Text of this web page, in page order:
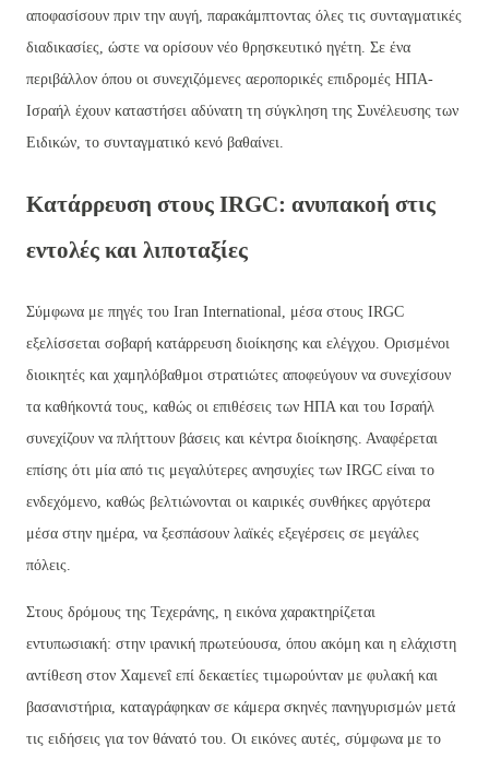
αποφασίσουν πριν την αυγή, παρακάμπτοντας όλες τις συνταγματικές
διαδικασίες, ώστε να ορίσουν νέο θρησκευτικό ηγέτη. Σε ένα
περιβάλλον όπου οι συνεχιζόμενες αεροπορικές επιδρομές ΗΠΑ-
Ισραήλ έχουν καταστήσει αδύνατη τη σύγκληση της Συνέλευσης των
Ειδικών, το συνταγματικό κενό βαθαίνει.
Κατάρρευση στους IRGC: ανυπακοή στις
εντολές και λιποταξίες
Σύμφωνα με πηγές του Iran International, μέσα στους IRGC
εξελίσσεται σοβαρή κατάρρευση διοίκησης και ελέγχου. Ορισμένοι
διοικητές και χαμηλόβαθμοι στρατιώτες αποφεύγουν να συνεχίσουν
τα καθήκοντά τους, καθώς οι επιθέσεις των ΗΠΑ και του Ισραήλ
συνεχίζουν να πλήττουν βάσεις και κέντρα διοίκησης. Αναφέρεται
επίσης ότι μία από τις μεγαλύτερες ανησυχίες των IRGC είναι το
ενδεχόμενο, καθώς βελτιώνονται οι καιρικές συνθήκες αργότερα
μέσα στην ημέρα, να ξεσπάσουν λαϊκές εξεγέρσεις σε μεγάλες
πόλεις.
Στους δρόμους της Τεχεράνης, η εικόνα χαρακτηρίζεται
εντυπωσιακή: στην ιρανική πρωτεύουσα, όπου ακόμη και η ελάχιστη
αντίθεση στον Χαμενεΐ επί δεκαετίες τιμωρούνταν με φυλακή και
βασανιστήρια, καταγράφηκαν σε κάμερα σκηνές πανηγυρισμών μετά
τις ειδήσεις για τον θάνατό του. Οι εικόνες αυτές, σύμφωνα με το